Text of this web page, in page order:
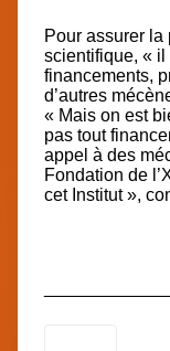
Pour assurer
scientifique, « il
financements,
d’autres
« Mais on est
pas tout
appel à des
Fondation de
cet Institut »,